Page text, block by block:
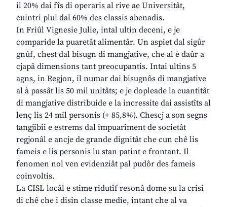
il 20% dai fîs di operaris al rive ae Universitât,
cuintri plui dal 60% des classis abenadis.
In Friûl Vignesie Julie, intal ultin deceni, e je
comparide la puaretât alimentâr. Un aspiet dal sigûr
gnûf, chest dal bisugn di mangjative, che al è daûr a
cjapâ dimensions tant preocupantis. Intai ultins 5
agns, in Regjon, il numar dai bisugnôs di mangjative
al à passât lis 50 mil unitâts; e je dopleade la cuantitât
di mangjative distribuide e la incressite dai assistîts al
lenç lis 24 mil personis (+ 85,8%). Chescj a son segns
tangjibii e estrems dal impuariment de societât
regjonâl e ancje de grande dignitât che cun chê lis
fameis e lis personis lu stan patint e frontant. Il
fenomen nol ven evidenziât pal pudôr des fameis
coinvoltis.
La CISL locâl e stime ridutîf resonâ dome su la crisi
di chê che i disin classe medie, intant che al va